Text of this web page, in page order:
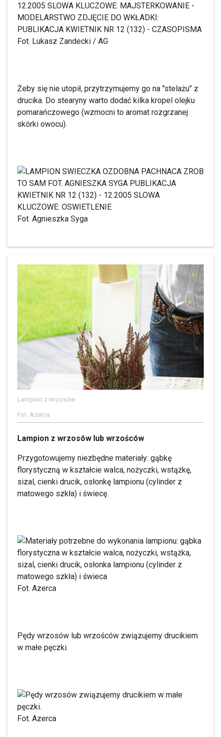
Fot. Lukasz Zandecki / AG
Żeby się nie utopił, przytrzymujemy go na "stelażu" z
drucika. Do stearyny warto dodać kilka kropel olejku
pomarańczowego (wzmocni to aromat rozgrzanej
skórki owocu).
Fot. Agnieszka Syga
Lampion z wrzosów
Fot. Azerca
Lampion z wrzosów lub wrzośców
Przygotowujemy niezbędne materiały: gąbkę
florystyczną w kształcie walca, nożyczki, wstążkę,
sizal, cienki drucik, osłonkę lampionu (cylinder z
matowego szkła) i świecę.
Fot. Azerca
Pędy wrzosów lub wrzośców związujemy drucikiem
w małe pęczki.
Fot. Azerca